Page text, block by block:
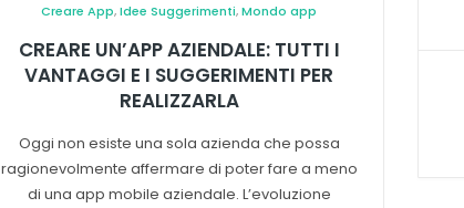
Creare App,Idee Suggerimenti,Mondo app
CREARE UN’APP AZIENDALE: TUTTI I
VANTAGGI E I SUGGERIMENTI PER
REALIZZARLA
Oggi non esiste una sola azienda che possa
ragionevolmente affermare di poter fare a meno
di una app mobile aziendale. L’evoluzione